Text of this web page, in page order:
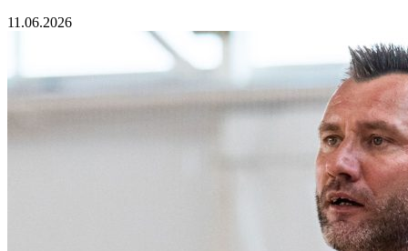
11.06.2026